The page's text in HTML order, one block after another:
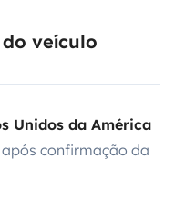
veículo
Unidos da América
confirmação da